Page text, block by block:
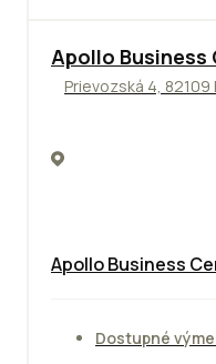
TOP NOVINKA
Apollo Business
Prievozská 4,
Apollo Business
Dostupné